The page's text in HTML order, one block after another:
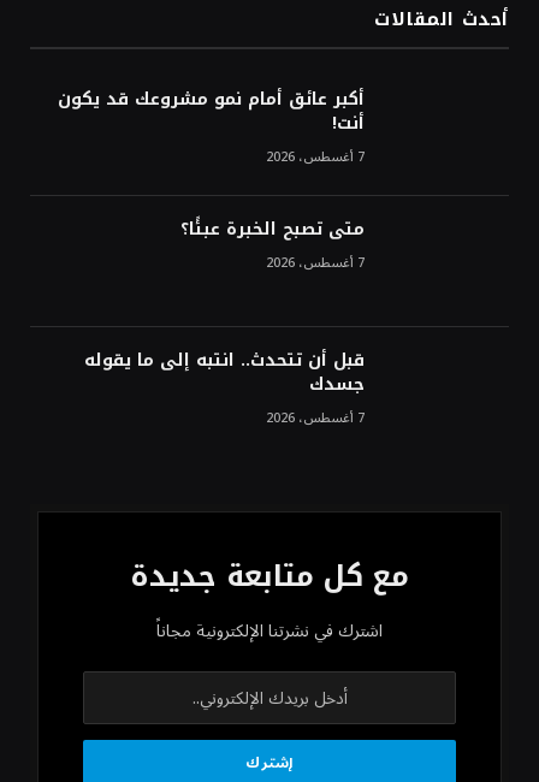
ترقب تطورات الوساطة بشأن الحرب
أحدث المقالات
أكبر عائق أمام نمو مشروعك قد يكون
أنت!
7 أغسطس، 2026
متى تصبح الخبرة عبئًا؟
7 أغسطس، 2026
قبل أن تتحدث.. انتبه إلى ما يقوله
جسدك
7 أغسطس، 2026
مع كل متابعة جديدة
اشترك في نشرتنا الإلكترونية مجاناً